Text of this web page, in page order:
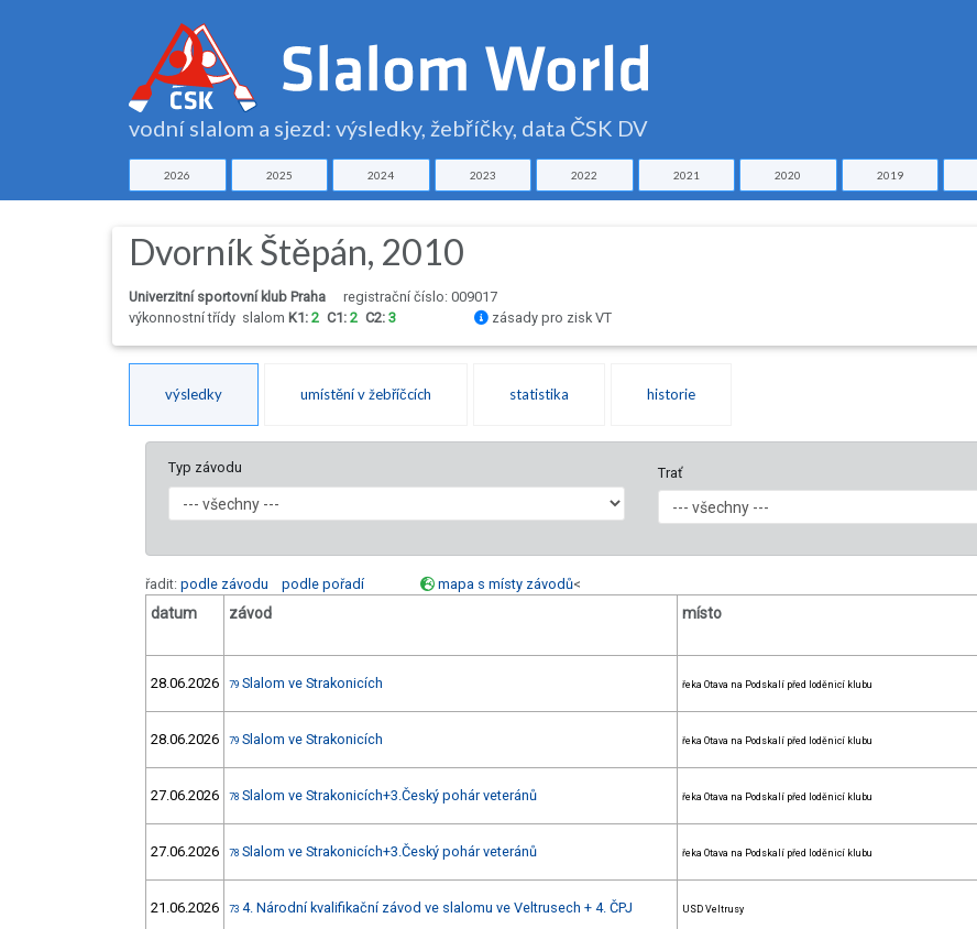
vodní slalom a sjezd: výsledky, žebříčky, data ČSK DV
2026 2025 2024 2023 2022 2021 2020 2019
Dvorník Štěpán, 2010
Univerzitní sportovní klub Praha
registrační číslo: 009017
výkonnostní třídy slalom K1: 2 C1: 2 C2: 3 zásady pro zisk VT
výsledky umístění v žebříčcích statistika historie
Typ závodu Trať
řadit: podle závodu podle pořadí mapa s místy závodů<
datum závod místo
28.06.2026 79 Slalom ve Strakonicích řeka Otava na Podskalí před loděnicí klubu
28.06.2026 79 Slalom ve Strakonicích řeka Otava na Podskalí před loděnicí klubu
27.06.2026 78 Slalom ve Strakonicích+3.Český pohár veteránů řeka Otava na Podskalí před loděnicí klubu
27.06.2026 78 Slalom ve Strakonicích+3.Český pohár veteránů řeka Otava na Podskalí před loděnicí klubu
21.06.2026 73 4. Národní kvalifikační závod ve slalomu ve Veltrusech + 4. ČPJ USD Veltrusy